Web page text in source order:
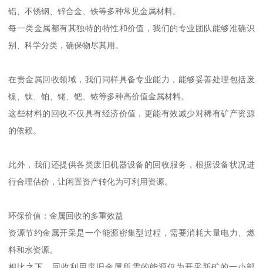
铝、不锈钢、锌合金、铁等多种常见金属材料。
每一类金属都有其独特的特性和价值，我们的专业团队能够准确识
别、科学分类，确保物尽其用。
在贵金属回收领域，我们同样具备专业能力，能够妥善处理包括废
镍、钛、铂、铑、钯、铱等多种高价值金属材料。
这些材料的回收不仅具有经济价值，更能有效减少对稀有矿产资源
的依赖。
此外，我们还提供各类废旧机器设备的回收服务，根据设备状况进
行合理估价，让闲置资产转化为可利用资源。
环保价值：金属回收的多重效益
资源节约金属开采是一个能源密集型过程，需要消耗大量电力、燃
料和水资源。